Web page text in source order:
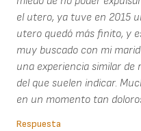
el utero, ya tuve en 2015
utero quedó más finito, y
muy buscado con mi
una experiencia similar
del que suelen indicar.
en un momento tan
Respuesta